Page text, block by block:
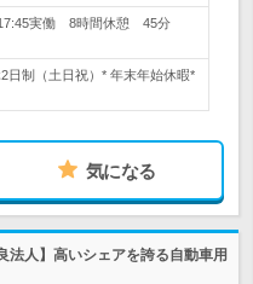
17:45実働 8時間休憩 45分
日制（土日祝）* 年末年始休暇*
気になる
法人】高いシェアを誇る自動車用